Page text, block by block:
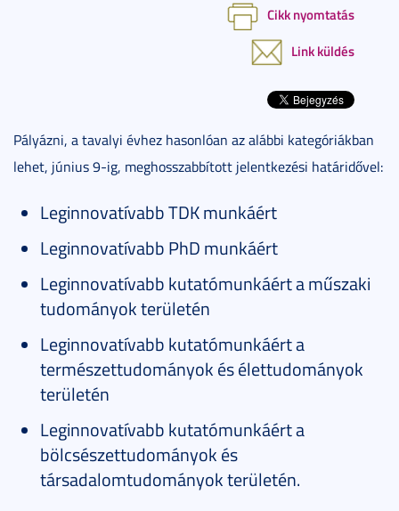
Cikk nyomtatás
Link küldés
Pályázni, a tavalyi évhez hasonlóan az alábbi kategóriákban
lehet, június 9-ig, meghosszabbított jelentkezési határidővel:
Leginnovatívabb TDK munkáért
Leginnovatívabb PhD munkáért
Leginnovatívabb kutatómunkáért a műszaki
tudományok területén
Leginnovatívabb kutatómunkáért a
természettudományok és élettudományok
területén
Leginnovatívabb kutatómunkáért a
bölcsészettudományok és
társadalomtudományok területén.